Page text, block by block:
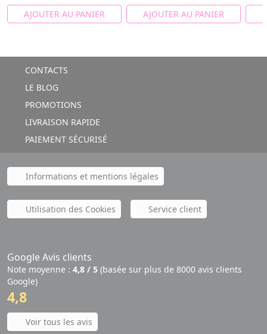
AJOUTER AU PANIER AJOUTER AU PANIER
CONTACTS
LE BLOG
PROMOTIONS
LIVRAISON RAPIDE
PAIEMENT SÉCURISÉ
Informations et mentions légales
Utilisation des Cookies Service client
Google Avis clients
Note moyenne : 4,8 / 5 (basée sur plus de 8000 avis clients
Google)
4,8
Voir tous les avis